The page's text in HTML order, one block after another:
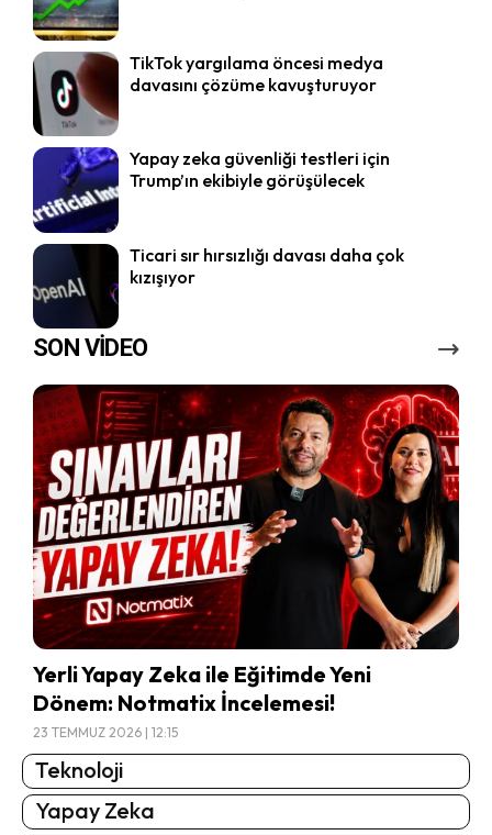
TikTok yargılama öncesi medya
davasını çözüme kavuşturuyor
Yapay zeka güvenliği testleri için
Trump’ın ekibiyle görüşülecek
Ticari sır hırsızlığı davası daha çok
kızışıyor
SON VİDEO
Yerli Yapay Zeka ile Eğitimde Yeni
Dönem: Notmatix İncelemesi!
23 TEMMUZ 2026 | 12:15
Teknoloji
Yapay Zeka